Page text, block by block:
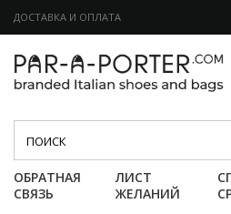
ДОСТАВКА И ОПЛАТА
Категории
ОБРАТНАЯ
СВЯЗЬ
ЛИСТ
ЖЕЛАНИЙ